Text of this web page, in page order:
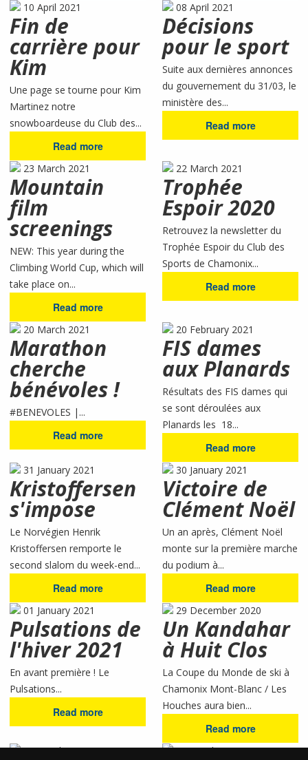
10 April 2021
Fin de
carrière pour
Kim
Une page se tourne pour Kim
Martinez notre
snowboardeuse du Club des...
Read more
08 April 2021
Décisions
pour le sport
Suite aux dernières annonces
du gouvernement du 31/03, le
ministère des...
Read more
23 March 2021
Mountain
film
screenings
NEW: This year during the
Climbing World Cup, which will
take place on...
Read more
22 March 2021
Trophée
Espoir 2020
Retrouvez la newsletter du
Trophée Espoir du Club des
Sports de Chamonix...
Read more
20 March 2021
Marathon
cherche
bénévoles !
#BENEVOLES |...
Read more
20 February 2021
FIS dames
aux Planards
Résultats des FIS dames qui
se sont déroulées aux
Planards les 18...
Read more
31 January 2021
Kristoffersen
s'impose
Le Norvégien Henrik
Kristoffersen remporte le
second slalom du week-end...
Read more
30 January 2021
Victoire de
Clément Noël
Un an après, Clément Noël
monte sur la première marche
du podium à...
Read more
01 January 2021
Pulsations de
l'hiver 2021
En avant première ! Le
Pulsations...
Read more
29 December 2020
Un Kandahar
à Huit Clos
La Coupe du Monde de ski à
Chamonix Mont-Blanc / Les
Houches aura bien...
Read more
30 October 2020 01 October 2020